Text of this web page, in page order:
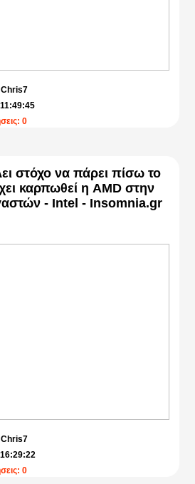
Chris7
0
στόχο να πάρει πίσω το
καρπωθεί η AMD στην
- Intel - Insomnia.gr
Chris7
0